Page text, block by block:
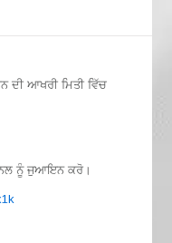
ਦੀ ਆਖਰੀ ਮਿਤੀ ਵਿੱਚ
ਨੂੰ ਜੁਆਇਨ ਕਰੋ।